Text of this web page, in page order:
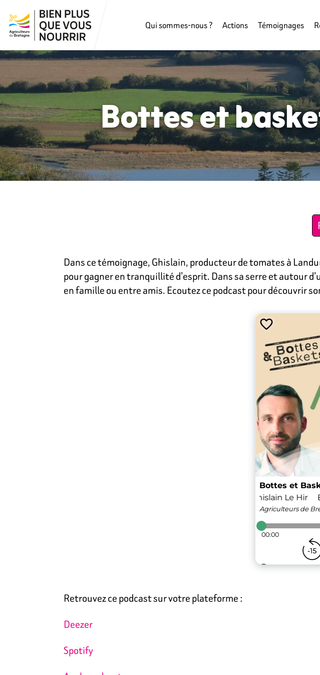
Qui sommes-nous ? Actions Témoignages
Bottes et
Dans ce témoignage, Ghislain, producteur de tomates à
pour gagner en tranquillité d’esprit. Dans sa serre et autour
en famille ou entre amis. Ecoutez ce podcast pour découvrir
Retrouvez ce podcast sur votre plateforme :
Deezer
Spotify